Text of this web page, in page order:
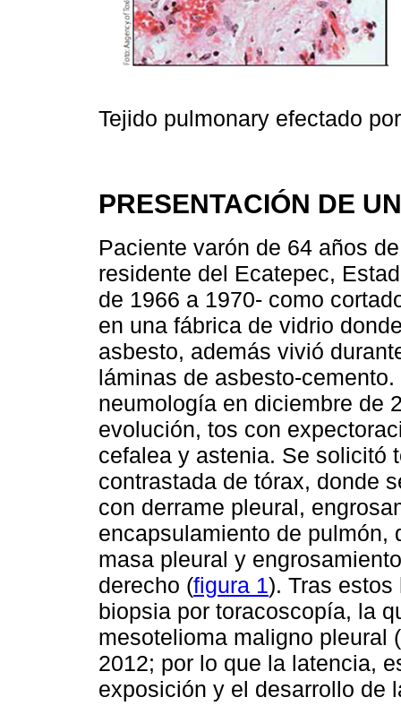
Tejido pulmonary efectado
PRESENTACIÓN DE
Paciente varón de 64 años
residente del Ecatepec,
de 1966 a 1970- como
en una fábrica de vidrio
asbesto, además vivió
láminas de asbesto-
neumología en diciembre de
evolución, tos con
cefalea y astenia. Se solicitó
contrastada de tórax, donde
con derrame pleural,
encapsulamiento de pulmón,
masa pleural y
derecho (figura 1). Tras
biopsia por toracoscopía, la
mesotelioma maligno pleural
2012; por lo que la latencia,
exposición y el desarrollo de